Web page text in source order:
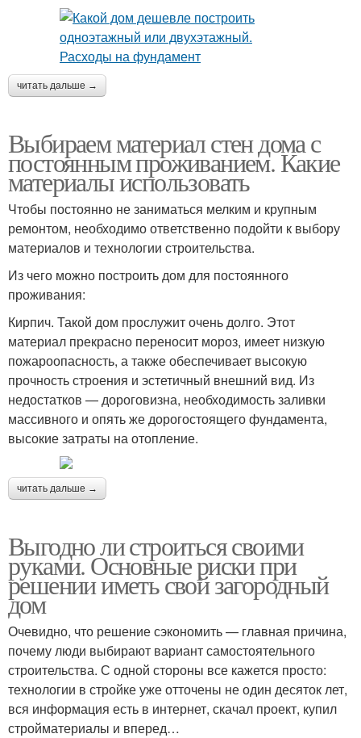
читать дальше →
Выбираем материал стен дома с
постоянным проживанием. Какие
материалы использовать
Чтобы постоянно не заниматься мелким и крупным
ремонтом, необходимо ответственно подойти к выбору
материалов и технологии строительства.
Из чего можно построить дом для постоянного
проживания:
Кирпич. Такой дом прослужит очень долго. Этот
материал прекрасно переносит мороз, имеет низкую
пожароопасность, а также обеспечивает высокую
прочность строения и эстетичный внешний вид. Из
недостатков — дороговизна, необходимость заливки
массивного и опять же дорогостоящего фундамента,
высокие затраты на отопление.
читать дальше →
Выгодно ли строиться своими
руками. Основные риски при
решении иметь свой загородный
дом
Очевидно, что решение сэкономить — главная причина,
почему люди выбирают вариант самостоятельного
строительства. С одной стороны все кажется просто:
технологии в стройке уже отточены не один десяток лет,
вся информация есть в интернет, скачал проект, купил
стройматериалы и вперед…